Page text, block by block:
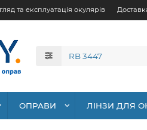
та експлуатація окулярів
ОПРАВИ ЛІНЗИ ДЛЯ